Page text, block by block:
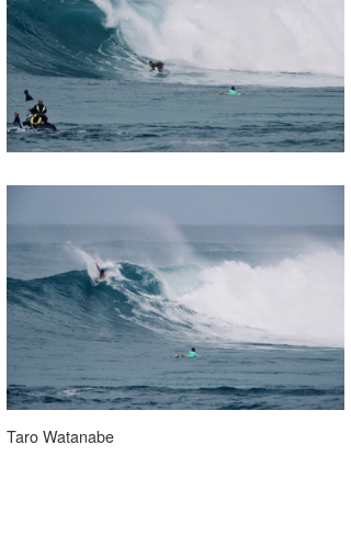
Taro Watanabe